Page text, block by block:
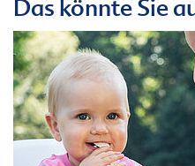
Das könnte Sie